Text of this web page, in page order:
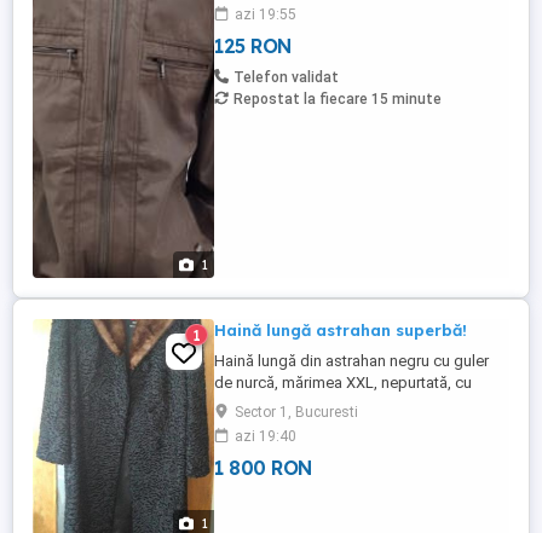
1
azi 19:55
125 RON
Telefon validat
Repostat la fiecare 15 minute
1
1 Haină lungă astrahan superbă!
Haină lungă din astrahan negru cu guler
de nurcă, mărimea XXL, nepurtată, cu
etichetă, stare excepțională
Sector 1, Bucuresti
azi 19:40
1 800 RON